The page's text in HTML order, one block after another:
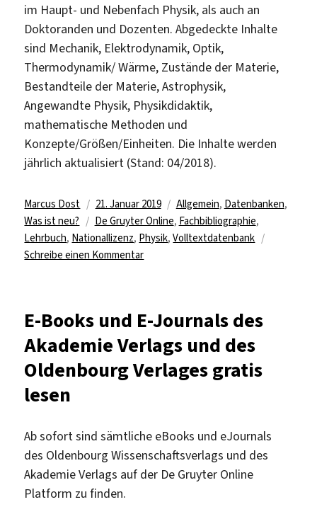
im Haupt- und Nebenfach Physik, als auch an
Doktoranden und Dozenten. Abgedeckte Inhalte
sind Mechanik, Elektrodynamik, Optik,
Thermodynamik/ Wärme, Zustände der Materie,
Bestandteile der Materie, Astrophysik,
Angewandte Physik, Physikdidaktik,
mathematische Methoden und
Konzepte/Größen/Einheiten. Die Inhalte werden
jährlich aktualisiert (Stand: 04/2018).
Autor
Marcus Dost
Veröffentlicht
am
21. Januar 2019 Kategorien
Allgemein, Datenbanken,
Was ist neu?
Schlagwörter
De Gruyter Online, Fachbibliographie,
Lehrbuch, Nationallizenz, Physik,Volltextdatenbank
Schreibe einen Kommentarzu
lizenziert
E-Books und E-Journals des
Akademie Verlags und des
Oldenbourg Verlages gratis
lesen
Ab sofort sind sämtliche eBooks und eJournals
des Oldenbourg Wissenschaftsverlags und des
Akademie Verlags auf der De Gruyter Online
Platform zu finden.